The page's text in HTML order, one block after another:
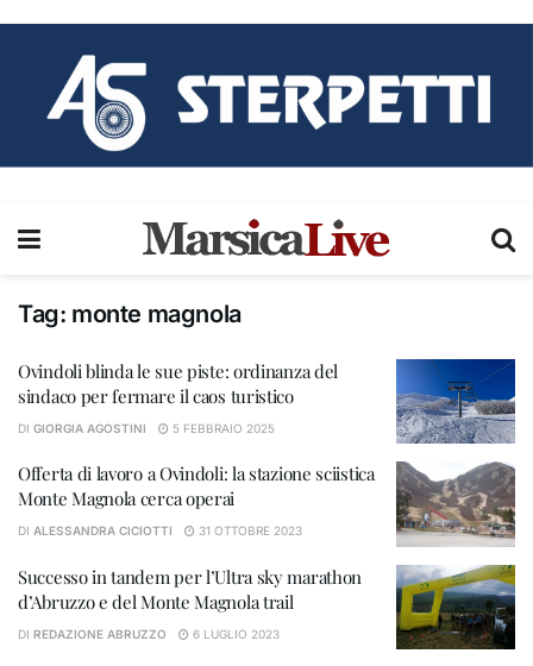
Tag: monte magnola
Ovindoli blinda le sue piste: ordinanza del
sindaco per fermare il caos turistico
DI GIORGIA AGOSTINI 5 FEBBRAIO 2025
Offerta di lavoro a Ovindoli: la stazione sciistica
Monte Magnola cerca operai
DI ALESSANDRA CICIOTTI 31 OTTOBRE 2023
Successo in tandem per l’Ultra sky marathon
d’Abruzzo e del Monte Magnola trail
DI REDAZIONE ABRUZZO 6 LUGLIO 2023